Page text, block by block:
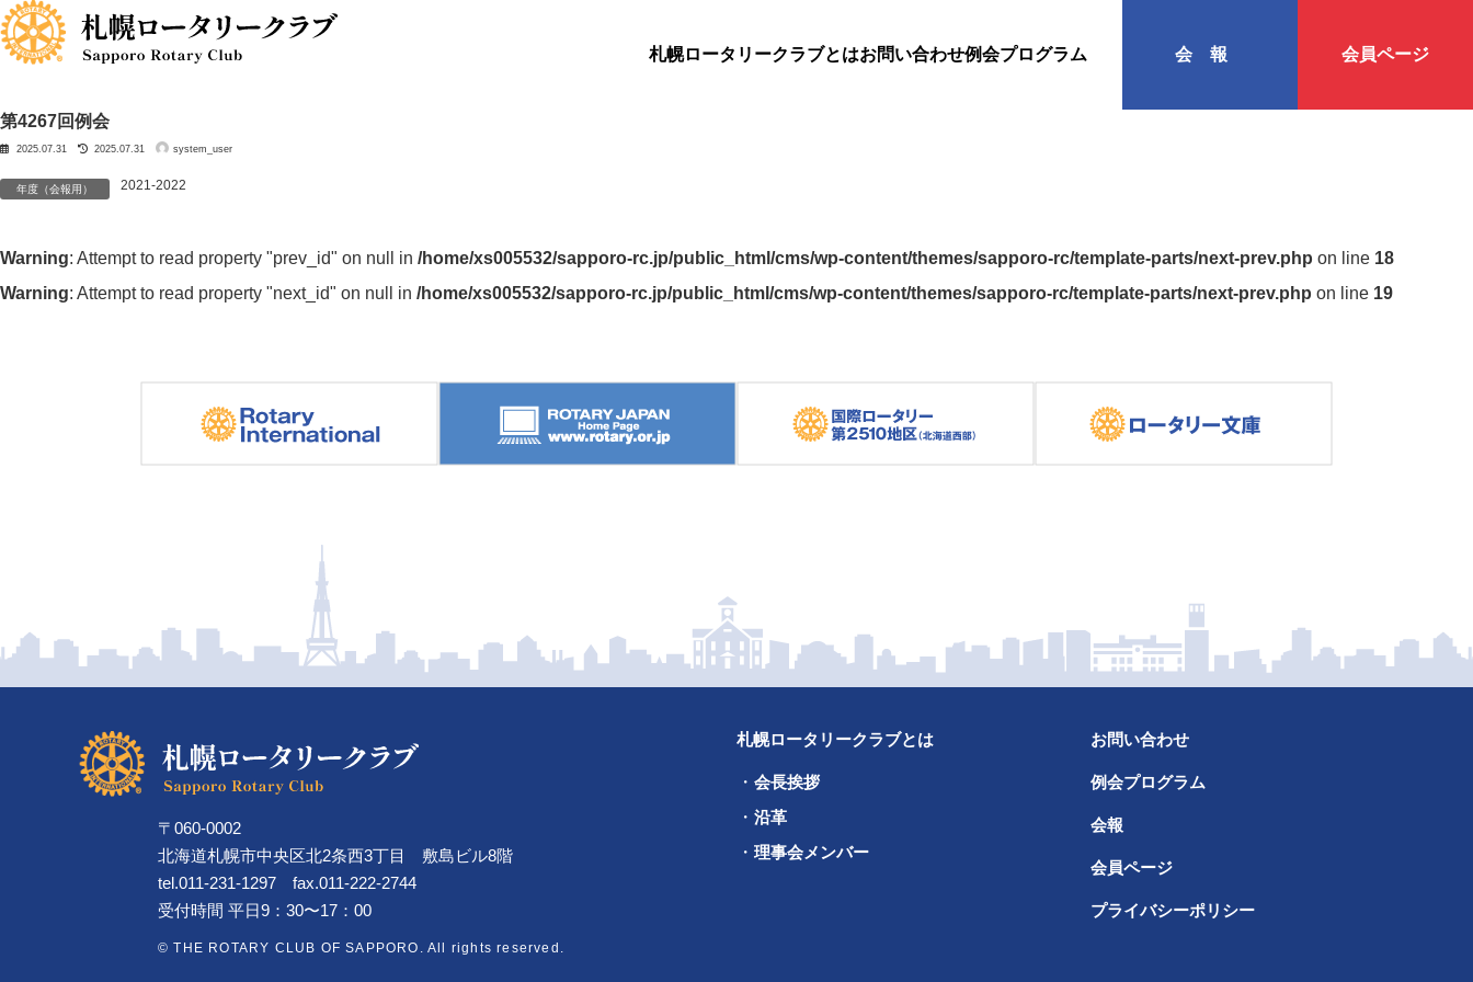
コ
ン
テ
ン
ス
キ
ッ
ナ
ビ
ゲ
ー
ン
に
移
札幌ロータリークラブとはお問い合わせ例会プログラム 会報 会員ページ
第4267回例会
2025.07.31
最
終
日
2025.07.31 system_user
年度（会報用） 2021-2022
Warning: Attempt to read property "prev_id" on null in /home/xs005532/sapporo-rc.jp/public_html/cms/wp-content/themes/sapporo-rc/template-parts/next-prev.php on line 18
Warning: Attempt to read property "next_id" on null in /home/xs005532/sapporo-rc.jp/public_html/cms/wp-content/themes/sapporo-rc/template-parts/next-prev.php on line 19
〒060-0002
北海道札幌市中央区北2条西3丁目 敷島ビル8階
tel.011-231-1297 fax.011-222-2744
受付時間 平日9：30〜17：00
札幌ロータリークラブとは
会長挨拶
沿革
理事会メンバー
お問い合わせ
例会プログラム
会報
会員ページ
プライバシーポリシー
© THE ROTARY CLUB OF SAPPORO. All rights reserved.